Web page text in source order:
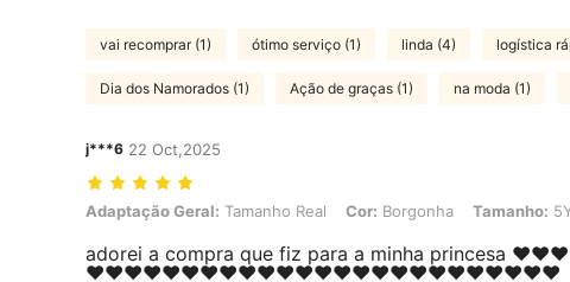
vai recomprar (1) ótimo serviço (1) linda (4) logística
Dia dos Namorados (1) Ação de graças (1) na moda (1)
j***6 22 Oct,2025
Adaptação Geral: Tamanho Real, Cor: Borgonha, Tamanho: 5Y
Adaptação Geral: Tamanho Real Cor: Borgonha Tamanho:
adorei a compra que fiz para a minha princesa
❤️❤️❤️❤️❤️❤️❤️❤️❤️❤️❤️❤️❤️❤️❤️❤️❤️❤️❤️❤️❤️❤️❤️❤️❤️